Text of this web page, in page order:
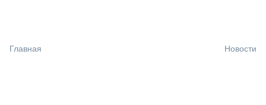
Главная Новости